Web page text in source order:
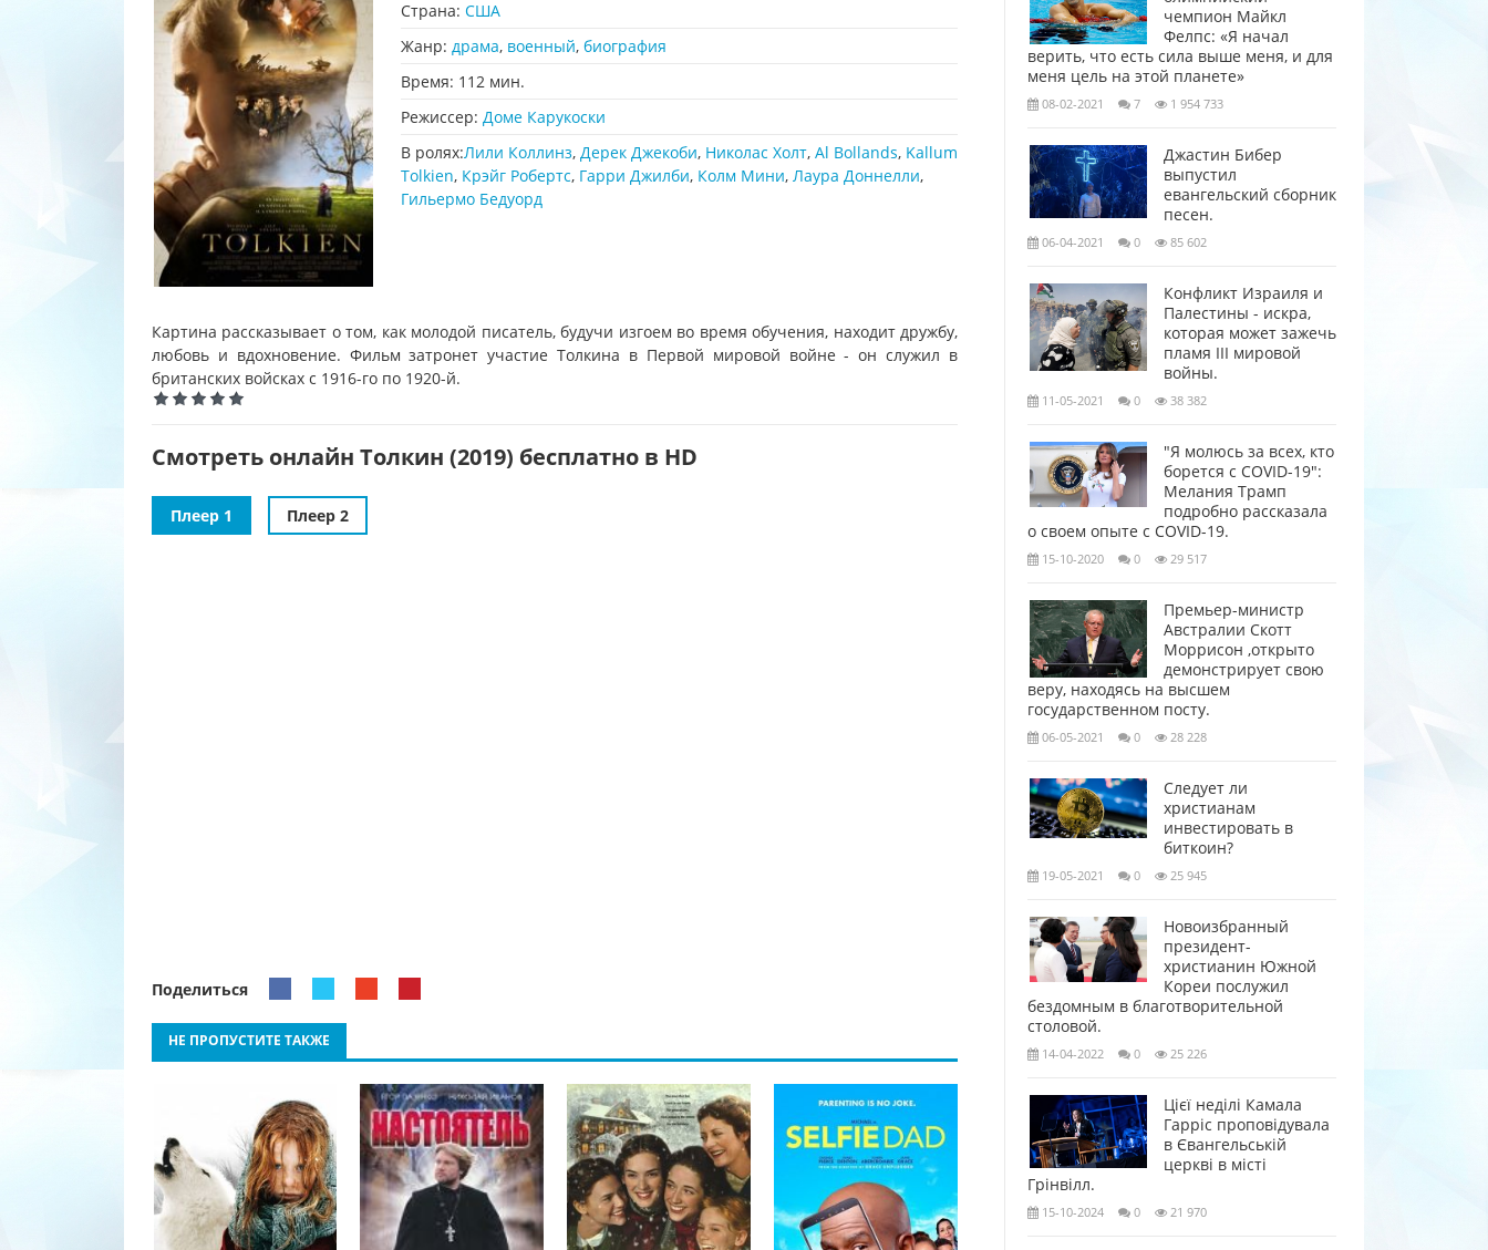
Страна: США
Жанр: драма, военный, биография
Время: 112 мин.
Режиссер: Доме Карукоски
В ролях:Лили Коллинз, Дерек Джекоби, Николас Холт, Al Bollands, Kallum
Tolkien, Крэйг Робертс, Гарри Джилби, Колм Мини, Лаура Доннелли,
Гильермо Бедуорд
Картина рассказывает о том, как молодой писатель, будучи изгоем во время обучения, находит дружбу,
любовь и вдохновение. Фильм затронет участие Толкина в Первой мировой войне - он служил в
британских войсках с 1916-го по 1920-й.
Смотреть онлайн Толкин (2019) бесплатно в HD
Плеер 1 Плеер 2
Поделиться
НЕ ПРОПУСТИТЕ ТАКЖЕ
чемпион Майкл
Фелпс: «Я начал
верить, что есть сила выше меня, и для
меня цель на этой планете»
08-02-2021 7 1 954 733
Джастин Бибер
выпустил
евангельский сборник
песен.
06-04-2021 0 85 602
Конфликт Израиля и
Палестины - искра,
которая может зажечь
пламя III мировой
войны.
11-05-2021 0 38 382
"Я молюсь за всех, кто
борется с COVID-19":
Мелания Трамп
подробно рассказала
о своем опыте с COVID-19.
15-10-2020 0 29 517
Премьер-министр
Австралии Скотт
Моррисон ,открыто
демонстрирует свою
веру, находясь на высшем
государственном посту.
06-05-2021 0 28 228
Следует ли
христианам
инвестировать в
биткоин?
19-05-2021 0 25 945
Новоизбранный
президент-
христианин Южной
Кореи послужил
бездомным в благотворительной
столовой.
14-04-2022 0 25 226
Цієї неділі Камала
Гарріс проповідувала
в Євангельській
церкві в місті
Грінвілл.
15-10-2024 0 21 970